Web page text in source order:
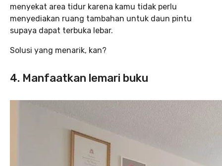
menyekat area tidur karena kamu tidak perlu
menyediakan ruang tambahan untuk daun pintu
supaya dapat terbuka lebar.
Solusi yang menarik, kan?
4. Manfaatkan lemari buku